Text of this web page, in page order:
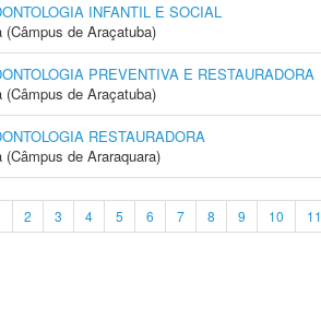
INFANTIL E SOCIAL
(Câmpus de Araçatuba)
PREVENTIVA E RESTAURADORA
(Câmpus de Araçatuba)
RESTAURADORA
de Araraquara)
2 3 4 5 6 7 8 9 10 11